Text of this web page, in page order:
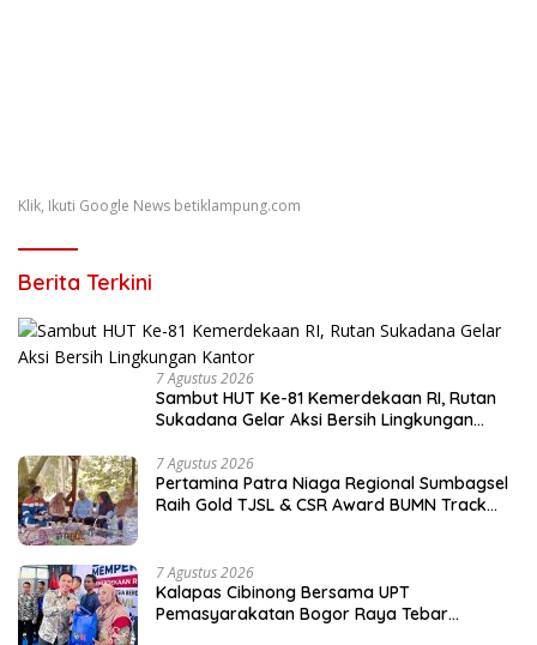
Klik, Ikuti Google News betiklampung.com
Berita Terkini
7 Agustus 2026
Sambut HUT Ke-81 Kemerdekaan RI, Rutan
Sukadana Gelar Aksi Bersih Lingkungan
7 Agustus 2026
Pertamina Patra Niaga Regional Sumbagsel
Raih Gold TJSL & CSR Award BUMN Track
7 Agustus 2026
Kalapas Cibinong Bersama UPT
Pemasyarakatan Bogor Raya Tebar